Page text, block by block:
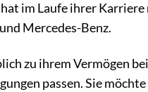
im Laufe ihrer
Mercedes-Benz.
zu ihrem Vermögen
passen. Sie